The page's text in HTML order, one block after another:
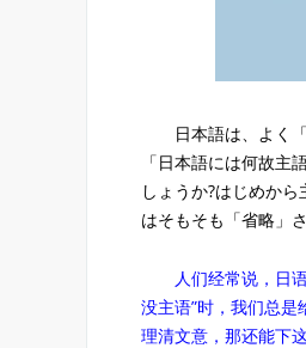
日本語は、よく「
「日本語には何故
しょうか?はじめか
はそもそも「省略」
人们经常说，日语
没主语”时，我们总
理清文意，那还能下